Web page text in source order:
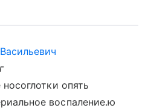
опять
воспаление.ю